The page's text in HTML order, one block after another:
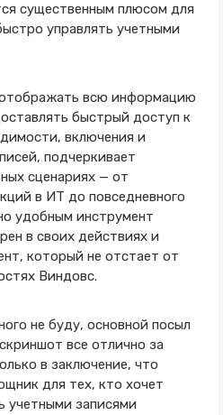
существенным плюсом для
управлять учетными
всю информацию
быстрый доступ к
включения и
подчеркивает
сценариях — от
в ИТ до повседневного
удобным инструмент
в своих действиях и
который не отстает от
Виндовс.
не буду, основной посыл
все отлично за
в заключение, что
для тех, кто хочет
учетными записями